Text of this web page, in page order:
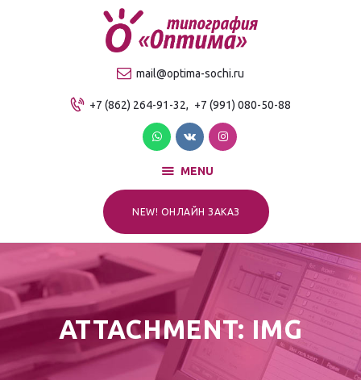
mail@optima-sochi.ru
+7 (862) 264-91-32, +7 (991) 080-50-88
MENU
NEW! ОНЛАЙН ЗАКАЗ
ATTACHMENT: IMG
Качественная типография в Сочи
О компании
Продукция
Услуги
Прайс-лист
Для клиентов